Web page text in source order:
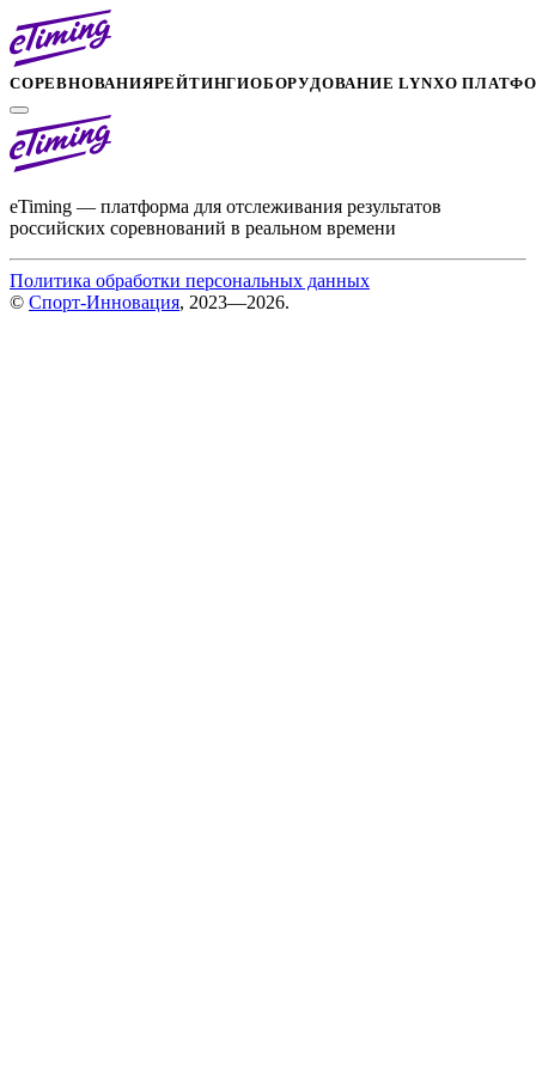
СОРЕВНОВАНИЯРЕЙТИНГИОБОРУДОВАНИЕ LYNXО
eTiming — платформа для отслеживания результатов
российских соревнований в реальном времени
Политика обработки персональных данных
© Спорт-Инновация, 2023—2026.